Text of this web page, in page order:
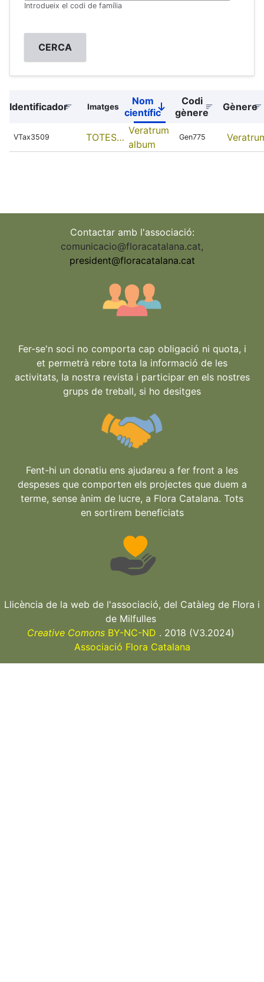
Introdueix el codi de família
Identificador Imatges
Nom
científicSort
descending
Codi
gènere
Gènere
VTax3509 TOTES…
Veratrum
album
Gen775
Contactar amb l'associació:
comunicacio@floracatalana.cat,
president@floracatalana.cat
Fer-se'n soci no comporta cap obligació ni quota, i
et permetrà rebre tota la informació de les
activitats, la nostra revista i participar en els nostres
grups de treball, si ho desitges
Fent-hi un donatiu ens ajudareu a fer front a les
despeses que comporten els projectes que duem a
terme, sense ànim de lucre, a Flora Catalana. Tots
en sortirem beneficiats
Llicència de la web de l'associació, del Catàleg de Flora i
de Milfulles
Creative ComonsBY-NC-ND . 2018 (V3.2024)
Associació Flora Catalana